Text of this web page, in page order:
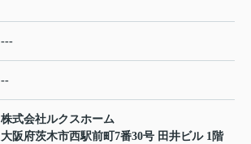
---
--
株式会社ルクスホーム
大阪府茨木市西駅前町7番30号 田井ビル 1階